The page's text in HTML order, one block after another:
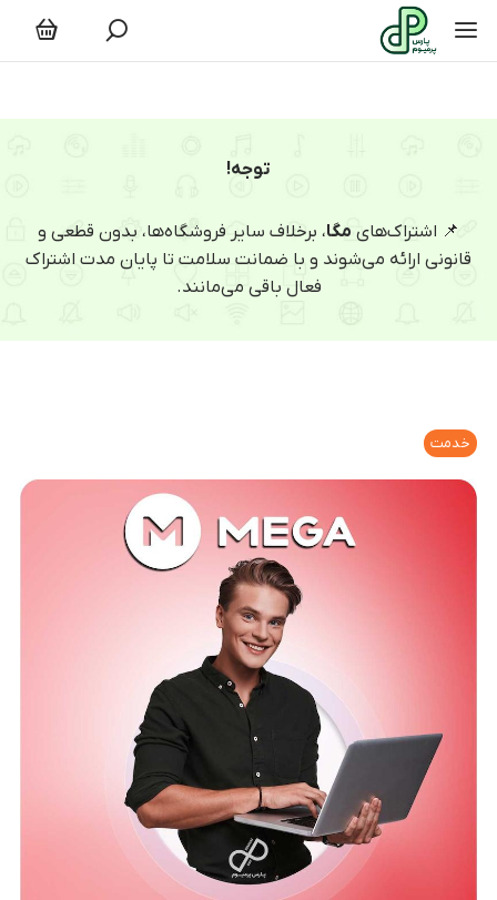
توجه!
📌 اشتراک‌های مگا، برخلاف سایر فروشگاه‌ها، بدون قطعی و
قانونی ارائه می‌شوند و با ضمانت سلامت تا پایان مدت اشتراک
فعال باقی می‌مانند.
خدمت